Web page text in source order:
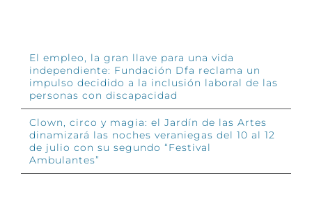
El empleo, la gran llave para una vida
independiente: Fundación Dfa reclama un
impulso decidido a la inclusión laboral de las
personas con discapacidad
Clown, circo y magia: el Jardín de las Artes
dinamizará las noches veraniegas del 10 al 12
de julio con su segundo “Festival
Ambulantes”